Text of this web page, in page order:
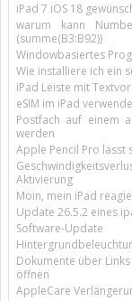
iPad 7 iOS 18
warum kann
(summe(B3:B92))
Windowbasiertes
Wie installiere ich ein
iPad Leiste mit
eSIM im iPad
Postfach auf einem
werden
Apple Pencil Pro lässt
Aktivierung
Moin, mein iPad
Update 26.5.2 eines
Software-Update
Dokumente über
öffnen
AppleCare